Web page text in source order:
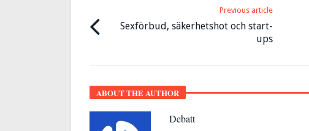
Previous article
Sexförbud, säkerhetshot och start-
ups
ABOUT THE AUTHOR
Debatt